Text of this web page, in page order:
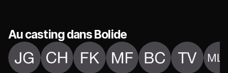
Au casting dans Bolide